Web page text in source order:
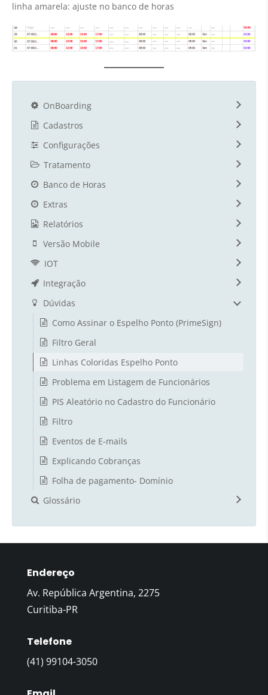
linha amarela: ajuste no banco de horas
OnBoarding
Cadastros
Configurações
Tratamento
Banco de Horas
Extras
Relatórios
Versão Mobile
IOT
Integração
Dúvidas
Como Assinar o Espelho Ponto (PrimeSign)
Filtro Geral
Linhas Coloridas Espelho Ponto
Problema em Listagem de Funcionários
PIS Aleatório no Cadastro do Funcionário
Filtro
Eventos de E-mails
Explicando Cobranças
Folha de pagamento- Domínio
Glossário
Endereço
Av. República Argentina, 2275
Curitiba-PR
Telefone
(41) 99104-3050